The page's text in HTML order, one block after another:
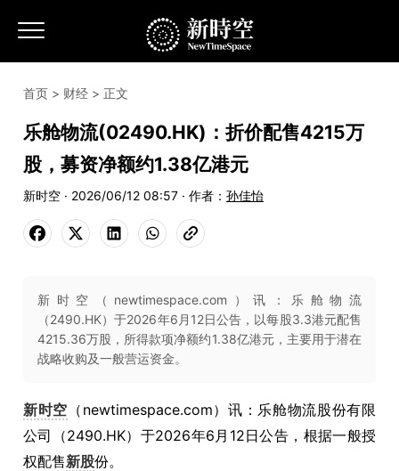
首页 > 财经 > 正文
乐舱物流(02490.HK)：折价配售4215万
股，募资净额约1.38亿港元
新时空 · 2026/06/12 08:57 · 作者： 孙佳怡
新时空（newtimespace.com）讯：乐舱物流
（2490.HK）于2026年6月12日公告，以每股3.3港元配售
4215.36万股，所得款项净额约1.38亿港元，主要用于潜在
战略收购及一般营运资金。
新时空 （newtimespace.com）讯：乐舱物流股份有限
公司（2490.HK）于2026年6月12日公告，根据一般授
权配售新股份。